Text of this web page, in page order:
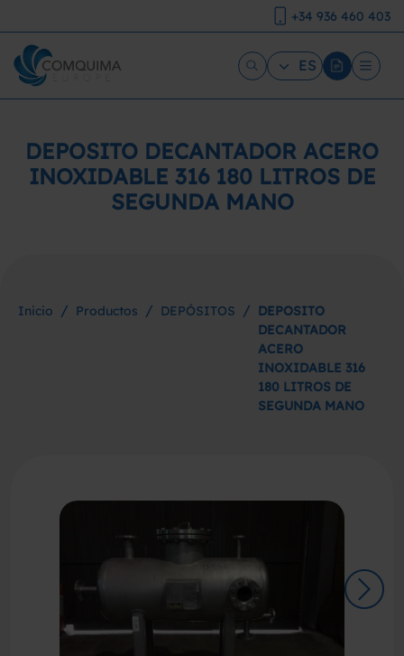
+34 936 460 403
ES
DEPOSITO DECANTADOR ACERO
INOXIDABLE 316 180 LITROS DE
SEGUNDA MANO
Inicio / Productos / DEPÓSITOS / DEPOSITO
DECANTADOR
ACERO
INOXIDABLE 316
180 LITROS DE
SEGUNDA MANO